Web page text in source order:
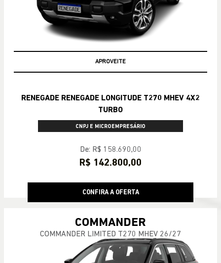
APROVEITE
RENEGADE RENEGADE LONGITUDE T270 MHEV 4X2
TURBO
CNPJ E MICROEMPRESÁRIO
De: R$ 158.690,00
R$ 142.800,00
CONFIRA A OFERTA
COMMANDER
COMMANDER LIMITED T270 MHEV 26/27